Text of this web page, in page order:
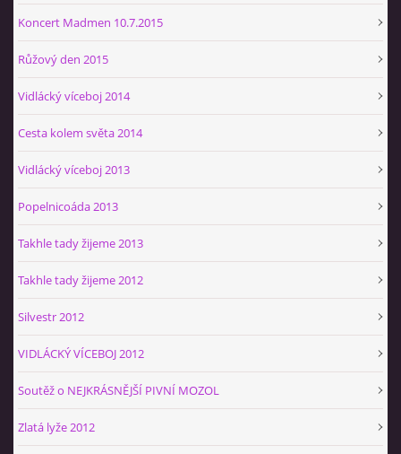
Koncert Madmen 10.7.2015
Růžový den 2015
Vidlácký víceboj 2014
Cesta kolem světa 2014
Vidlácký víceboj 2013
Popelnicoáda 2013
Takhle tady žijeme 2013
Takhle tady žijeme 2012
Silvestr 2012
VIDLÁCKÝ VÍCEBOJ 2012
Soutěž o NEJKRÁSNĚJŠÍ PIVNÍ MOZOL
Zlatá lyže 2012